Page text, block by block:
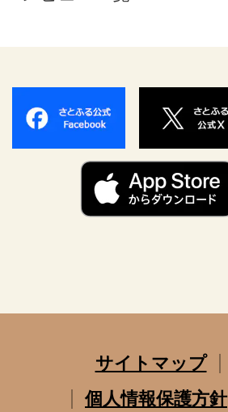
サイトマップ
個人情報保護方針